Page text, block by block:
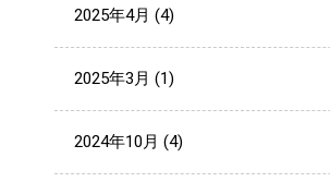
2025年4月 (4)
2025年3月 (1)
2024年10月 (4)